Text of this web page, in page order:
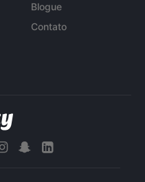
Blogue
Contato